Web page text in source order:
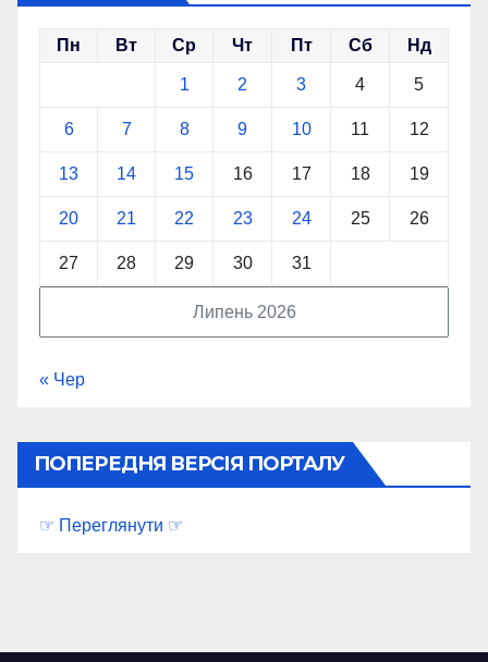
Липень 2026
Пн Вт Ср Чт Пт Сб Нд
1 2 3 4 5
6 7 8 9 10 11 12
13 14 15 16 17 18 19
20 21 22 23 24 25 26
27 28 29 30 31
« Чер
ПОПЕРЕДНЯ ВЕРСІЯ ПОРТАЛУ
☞ Переглянути ☞